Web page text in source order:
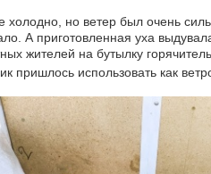
холодно, но ветер был очень
А приготовленная уха
жителей на бутылку
пришлось использовать как